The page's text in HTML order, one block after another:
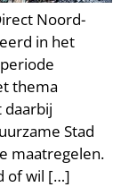
Noord-
in het
thema
daarbij
Stad
maatregelen.
of wil […]